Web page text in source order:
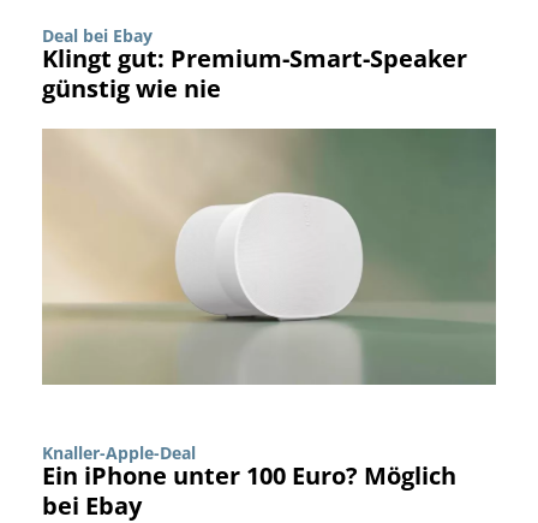
Deal bei Ebay
Klingt gut: Premium-Smart-Speaker
günstig wie nie
Knaller-Apple-Deal
Ein iPhone unter 100 Euro? Möglich
bei Ebay